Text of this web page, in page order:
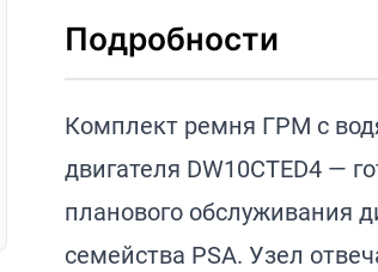
Подробности
Комплект ремня ГРМ с
двигателя DW10CTED4 —
планового обслуживания
семейства PSA. Узел